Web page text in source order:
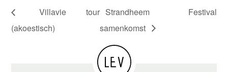
Villavie tour
(akoestisch)
Strandheem Festival
samenkomst